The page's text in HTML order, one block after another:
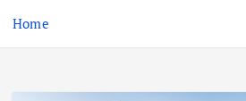
n
Home